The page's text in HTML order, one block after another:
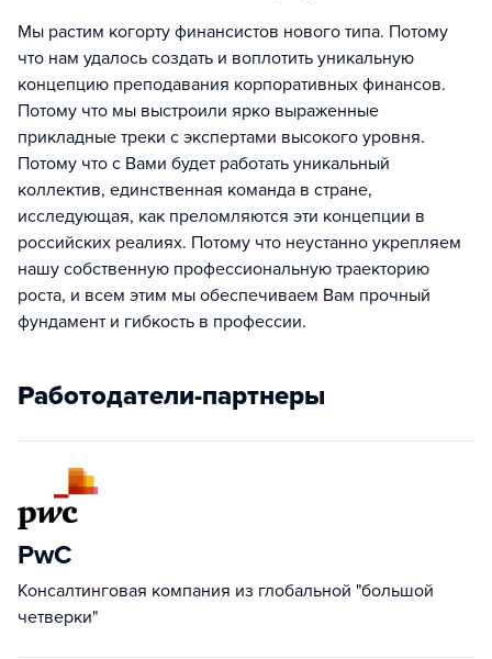
Мы растим когорту финансистов нового типа. Потому
что нам удалось создать и воплотить уникальную
концепцию преподавания корпоративных финансов.
Потому что мы выстроили ярко выраженные
прикладные треки с экспертами высокого уровня.
Потому что с Вами будет работать уникальный
коллектив, единственная команда в стране,
исследующая, как преломляются эти концепции в
российских реалиях. Потому что неустанно укрепляем
нашу собственную профессиональную траекторию
роста, и всем этим мы обеспечиваем Вам прочный
фундамент и гибкость в профессии.
Работодатели-партнеры
PwC
Консалтинговая компания из глобальной "большой
четверки"